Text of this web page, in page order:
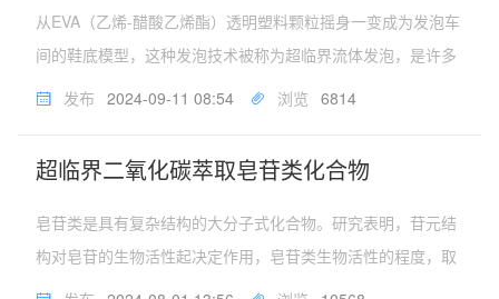
从EVA（乙烯-醋酸乙烯酯）透明塑料颗粒摇身一变成为发泡车
间的鞋底模型，这种发泡技术被称为超临界流体发泡，是许多
高端运动鞋品牌使用的一种新型发泡技术，即通过改变温度和
料中，再卸掉压力使材...
发布 2024-09-11 08:54 浏览 6814
超临界二氧化碳萃取皂苷类化合物
皂苷类是具有复杂结构的大分子式化合物。研究表明，苷元结
构对皂苷的生物活性起决定作用，皂苷类生物活性的程度，取
决于从中草药材中提取皂苷类化合物的质量，采用超临界二氧